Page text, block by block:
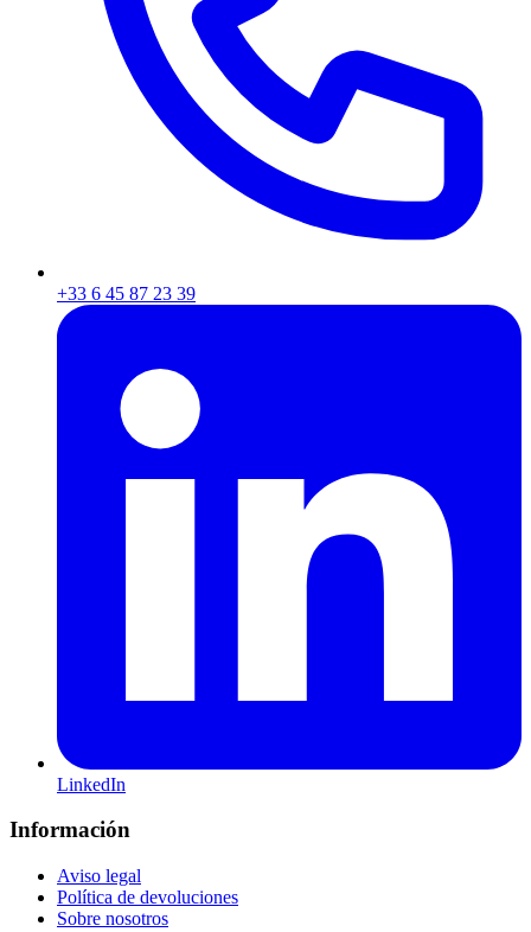
+33 6 45 87 23 39
LinkedIn
Información
Aviso legal
Política de devoluciones
Sobre nosotros